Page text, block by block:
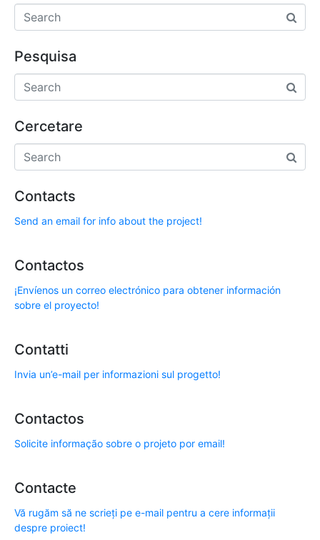
Pesquisa
Cercetare
Contacts
Send an email for info about the project!
Contactos
¡Envíenos un correo electrónico para obtener información
sobre el proyecto!
Contatti
Invia un’e-mail per informazioni sul progetto!
Contactos
Solicite informação sobre o projeto por email!
Contacte
Vă rugăm să ne scrieți pe e-mail pentru a cere informații
despre proiect!